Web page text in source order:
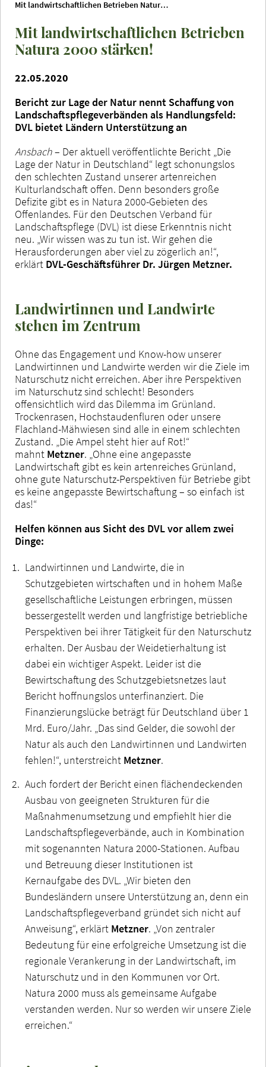
Mit landwirtschaftlichen Betrieben Natura 2000 stärken!
Mit landwirtschaftlichen Betrieben
Natura 2000 stärken!
22.05.2020
Bericht zur Lage der Natur nennt Schaffung von
Landschaftspflegeverbänden als Handlungsfeld:
DVL bietet Ländern Unterstützung an
Ansbach– Der aktuell veröffentlichte Bericht „Die
Lage der Natur in Deutschland“ legt schonungslos
den schlechten Zustand unserer artenreichen
Kulturlandschaft offen. Denn besonders große
Defizite gibt es in Natura 2000-Gebieten des
Offenlandes. Für den Deutschen Verband für
Landschaftspflege (DVL) ist diese Erkenntnis nicht
neu. „Wir wissen was zu tun ist. Wir gehen die
Herausforderungen aber viel zu zögerlich an!“,
erklärt DVL-Geschäftsführer Dr. Jürgen Metzner.
Landwirtinnen und Landwirte
stehen im Zentrum
Ohne das Engagement und Know-how unserer
Landwirtinnen und Landwirte werden wir die Ziele im
Naturschutz nicht erreichen. Aber ihre Perspektiven
im Naturschutz sind schlecht! Besonders
offensichtlich wird das Dilemma im Grünland.
Trockenrasen, Hochstaudenfluren oder unsere
Flachland-Mähwiesen sind alle in einem schlechten
Zustand. „Die Ampel steht hier auf Rot!“
mahnt Metzner. „Ohne eine angepasste
Landwirtschaft gibt es kein artenreiches Grünland,
ohne gute Naturschutz-Perspektiven für Betriebe gibt
es keine angepasste Bewirtschaftung – so einfach ist
das!“
Helfen können aus Sicht des DVL vor allem zwei
Dinge:
Landwirtinnen und Landwirte, die in
Schutzgebieten wirtschaften und in hohem Maße
gesellschaftliche Leistungen erbringen, müssen
bessergestellt werden und langfristige betriebliche
Perspektiven bei ihrer Tätigkeit für den Naturschutz
erhalten. Der Ausbau der Weidetierhaltung ist
dabei ein wichtiger Aspekt. Leider ist die
Bewirtschaftung des Schutzgebietsnetzes laut
Bericht hoffnungslos unterfinanziert. Die
Finanzierungslücke beträgt für Deutschland über 1
Mrd. Euro/Jahr. „Das sind Gelder, die sowohl der
Natur als auch den Landwirtinnen und Landwirten
fehlen!“, unterstreicht Metzner.
Auch fordert der Bericht einen flächendeckenden
Ausbau von geeigneten Strukturen für die
Maßnahmenumsetzung und empfiehlt hier die
Landschaftspflegeverbände, auch in Kombination
mit sogenannten Natura 2000-Stationen. Aufbau
und Betreuung dieser Institutionen ist
Kernaufgabe des DVL. „Wir bieten den
Bundesländern unsere Unterstützung an, denn ein
Landschaftspflegeverband gründet sich nicht auf
Anweisung“, erklärt Metzner. „Von zentraler
Bedeutung für eine erfolgreiche Umsetzung ist die
regionale Verankerung in der Landwirtschaft, im
Naturschutz und in den Kommunen vor Ort.
Natura 2000 muss als gemeinsame Aufgabe
verstanden werden. Nur so werden wir unsere Ziele
erreichen.“